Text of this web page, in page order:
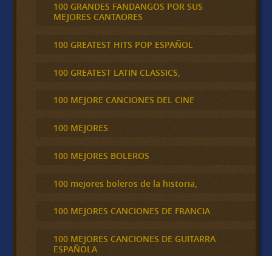
100 GRANDES FANDANGOS POR SUS
MEJORES CANTAORES
100 GREATEST HITS POP ESPAÑOL
100 GREATEST LATIN CLASSICS,
100 MEJORE CANCIONES DEL CINE
100 MEJORES
100 MEJORES BOLEROS
100 mejores boleros de la historia,
100 MEJORES CANCIONES DE FRANCIA
100 MEJORES CANCIONES DE GUITARRA
ESPAÑOLA